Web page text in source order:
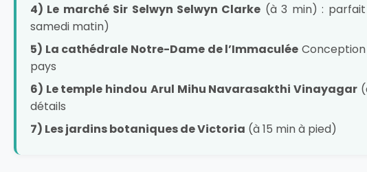
4) Le marché Sir Selwyn Selwyn Clarke (à 3 min) :
samedi matin)
5) La cathédrale Notre-Dame de l’Immaculée
pays
6) Le temple hindou Arul Mihu Navarasakthi Vinayagar
détails
7) Les jardins botaniques de Victoria (à 15 min à pied)